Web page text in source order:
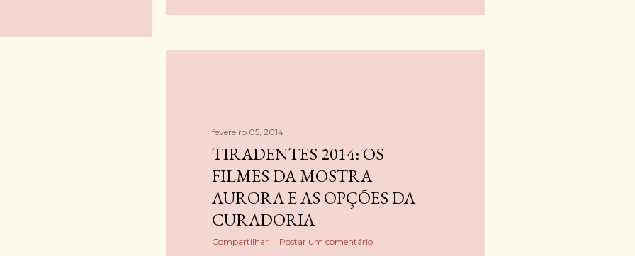
fevereiro 05, 2014
TIRADENTES 2014: OS
FILMES DA MOSTRA
AURORA E AS OPÇÕES DA
CURADORIA
Compartilhar Postar um comentário